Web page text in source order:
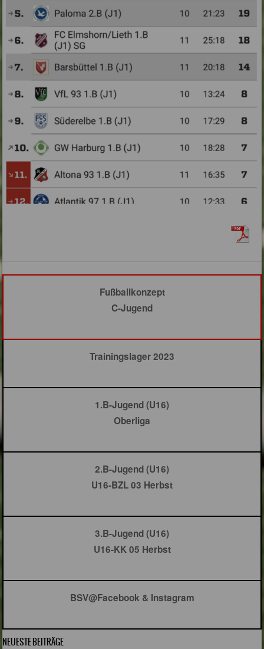
Fußballkonzept
C-Jugend
Trainingslager 2023
1.B-Jugend (U16)
Oberliga
2.B-Jugend (U16)
U16-BZL 03 Herbst
3.B-Jugend (U16)
U16-KK 05 Herbst
BSV@Facebook & Instagram
NEUESTE BEITRÄGE